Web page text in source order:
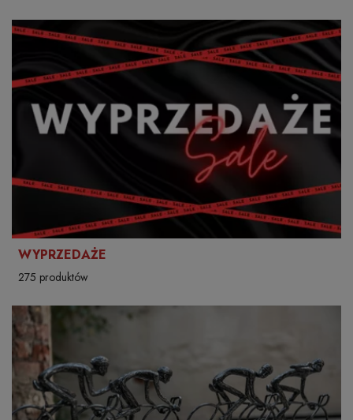
WYPRZEDAŻE
275 produktów